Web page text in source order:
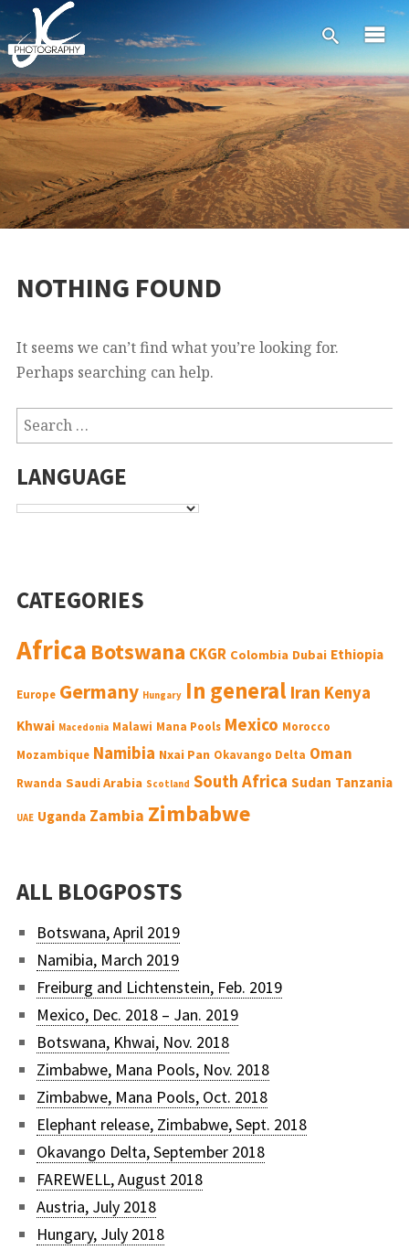
NOTHING FOUND
It seems we can’t find what you’re looking for.
Perhaps searching can help.
LANGUAGE
CATEGORIES
Africa Botswana CKGR Colombia Dubai Ethiopia
Europe Germany Hungary In general Iran Kenya
Khwai Macedonia Malawi Mana Pools Mexico Morocco
Mozambique Namibia Nxai Pan Okavango Delta Oman
Rwanda Saudi Arabia Scotland South Africa Sudan Tanzania
UAE Uganda Zambia Zimbabwe
ALL BLOGPOSTS
Botswana, April 2019
Namibia, March 2019
Freiburg and Lichtenstein, Feb. 2019
Mexico, Dec. 2018 – Jan. 2019
Botswana, Khwai, Nov. 2018
Zimbabwe, Mana Pools, Nov. 2018
Zimbabwe, Mana Pools, Oct. 2018
Elephant release, Zimbabwe, Sept. 2018
Okavango Delta, September 2018
FAREWELL, August 2018
Austria, July 2018
Hungary, July 2018